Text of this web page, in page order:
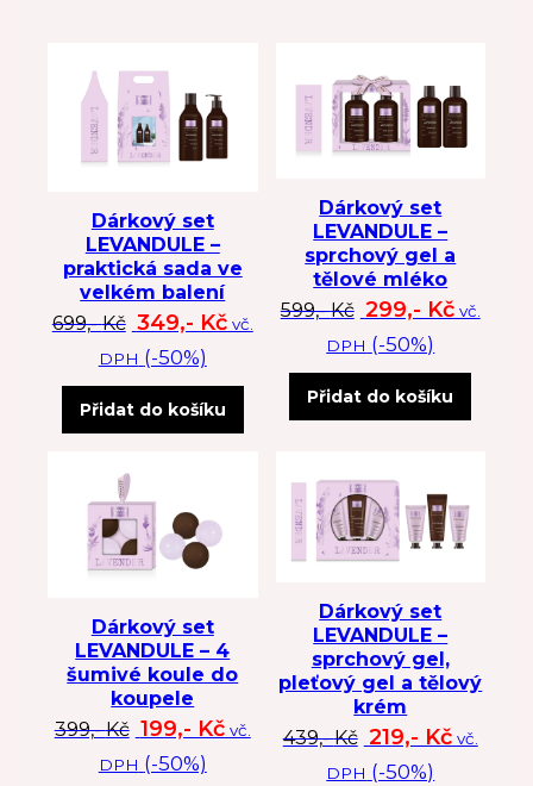
Dárkový set
LEVANDULE –
praktická sada ve
velkém balení
699,-Kč Původní cena byla: 699 Kč.
349,- KčAktuální cena je: 349 Kč.
vč.
DPH (-50%)
Přidat do košíku
Dárkový set
LEVANDULE –
sprchový gel a
tělové mléko
599,-Kč Původní cena
299,- Kčvč.
DPH (-50%)
Přidat do košíku
Dárkový set
LEVANDULE – 4
šumivé koule do
koupele
399,-Kč Původní cena byla: 399 Kč.
199,- KčAktuální cena je: 199 Kč.
vč.
DPH (-50%)
Dárkový set
LEVANDULE –
sprchový gel,
pleťový gel a tělový
krém
439,-Kč Původní cena
219,- KčAktuální
vč.
DPH (-50%)